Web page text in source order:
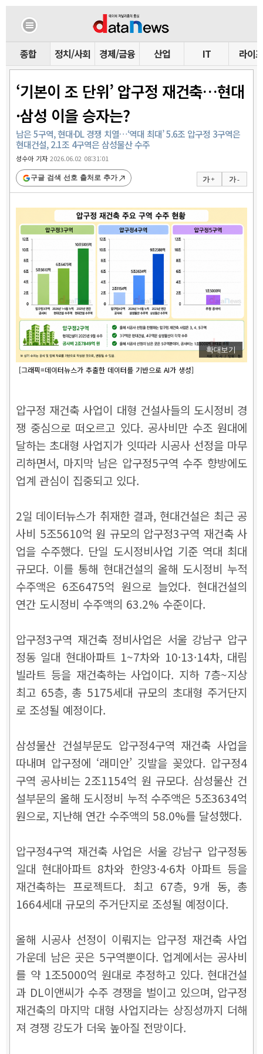
종합 정치/사회 경제/금융 산업 IT 라이프
‘기본이 조 단위’ 압구정 재건축…현대
·삼성 이을 승자는?
남은 5구역, 현대·DL 경쟁 치열…‘역대 최대’ 5.6조 압구정 3구역은
현대건설, 2.1조 4구역은 삼성물산 수주
성수아 기자2026.06.02 08:31:01
가 + 가 -
구글 검색 선호 출처로 추가
확대보기
[그래픽=데이터뉴스가 추출한 데이터를 기반으로 AI가 생성]
압구정 재건축 사업이 대형 건설사들의 도시정비 경
쟁 중심으로 떠오르고 있다. 공사비만 수조 원대에
달하는 초대형 사업지가 잇따라 시공사 선정을 마무
리하면서, 마지막 남은 압구정5구역 수주 향방에도
업계 관심이 집중되고 있다.
2일 데이터뉴스가 취재한 결과, 현대건설은 최근 공
사비 5조5610억 원 규모의 압구정3구역 재건축 사
업을 수주했다. 단일 도시정비사업 기준 역대 최대
규모다. 이를 통해 현대건설의 올해 도시정비 누적
수주액은 6조6475억 원으로 늘었다. 현대건설의
연간 도시정비 수주액의 63.2% 수준이다.
압구정3구역 재건축 정비사업은 서울 강남구 압구
정동 일대 현대아파트 1~7차와 10·13·14차, 대림
빌라트 등을 재건축하는 사업이다. 지하 7층~지상
최고 65층, 총 5175세대 규모의 초대형 주거단지
로 조성될 예정이다.
삼성물산 건설부문도 압구정4구역 재건축 사업을
따내며 압구정에 ‘래미안’ 깃발을 꽂았다. 압구정4
구역 공사비는 2조1154억 원 규모다. 삼성물산 건
설부문의 올해 도시정비 누적 수주액은 5조3634억
원으로, 지난해 연간 수주액의 58.0%를 달성했다.
압구정4구역 재건축 사업은 서울 강남구 압구정동
일대 현대아파트 8차와 한양3·4·6차 아파트 등을
재건축하는 프로젝트다. 최고 67층, 9개 동, 총
1664세대 규모의 주거단지로 조성될 예정이다.
올해 시공사 선정이 이뤄지는 압구정 재건축 사업
가운데 남은 곳은 5구역뿐이다. 업계에서는 공사비
를 약 1조5000억 원대로 추정하고 있다. 현대건설
과 DL이앤씨가 수주 경쟁을 벌이고 있으며, 압구정
재건축의 마지막 대형 사업지라는 상징성까지 더해
져 경쟁 강도가 더욱 높아질 전망이다.